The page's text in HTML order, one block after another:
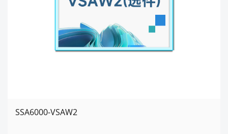
SSA6000-VSAW2